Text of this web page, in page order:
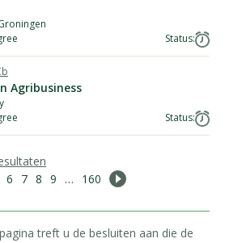
Agribusiness
6 7 8 9 … 160
treft u de besluiten aan die de